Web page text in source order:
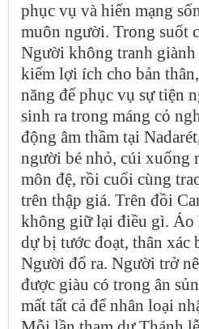
phục vụ và hiến mạng
muôn người. Trong suốt
Người không tranh
kiếm lợi ích cho bản
năng để phục vụ sự tiện
sinh ra trong máng cỏ
động âm thầm tại
người bé nhỏ, cúi xuống
môn đệ, rồi cuối cùng
trên thập giá. Trên đồi
không giữ lại điều gì. Áo
dự bị tước đoạt, thân xác
Người đổ ra. Người trở
được giàu có trong ân
mất tất cả để nhân loại